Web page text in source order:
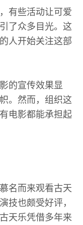
有些活动让可爱
了众多目光。这
人开始关注这部
的宣传效果显
。然而，组织这
电影都能承担起
名而来观看古天
技也颇受好评，
天乐凭借多年来